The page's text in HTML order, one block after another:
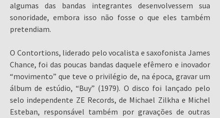
algumas das bandas integrantes desenvolvessem sua
sonoridade, embora isso não fosse o que eles também
pretendiam.
O Contortions, liderado pelo vocalista e saxofonista James
Chance, foi das poucas bandas daquele efêmero e inovador
“movimento” que teve o privilégio de, na época, gravar um
álbum de estúdio, “Buy” (1979). O disco foi lançado pelo
selo independente ZE Records, de Michael Zilkha e Michel
Esteban, responsável também por gravações de outras